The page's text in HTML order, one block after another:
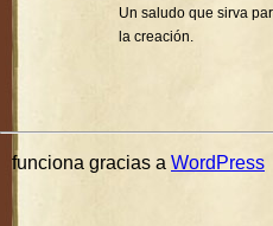
Un saludo que sirva
la creación.
funciona gracias a WordPress